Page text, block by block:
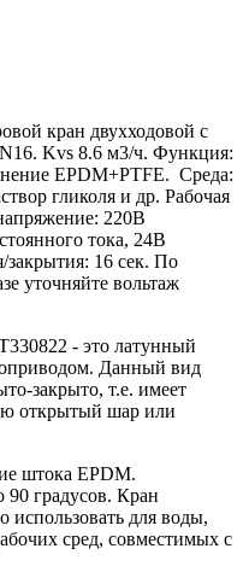
кран двухходовой с
Kvs 8.6 м3/ч. Функция:
EPDM+PTFE. Среда:
гликоля и др. Рабочая
220В
тока, 24В
закрытия: 16 сек. По
уточняйте вольтаж
- это латунный
Данный вид
закрыто, т.е. имеет
открытый шар или
штока EPDM.
90 градусов. Кран
для воды,
сред, совместимых с